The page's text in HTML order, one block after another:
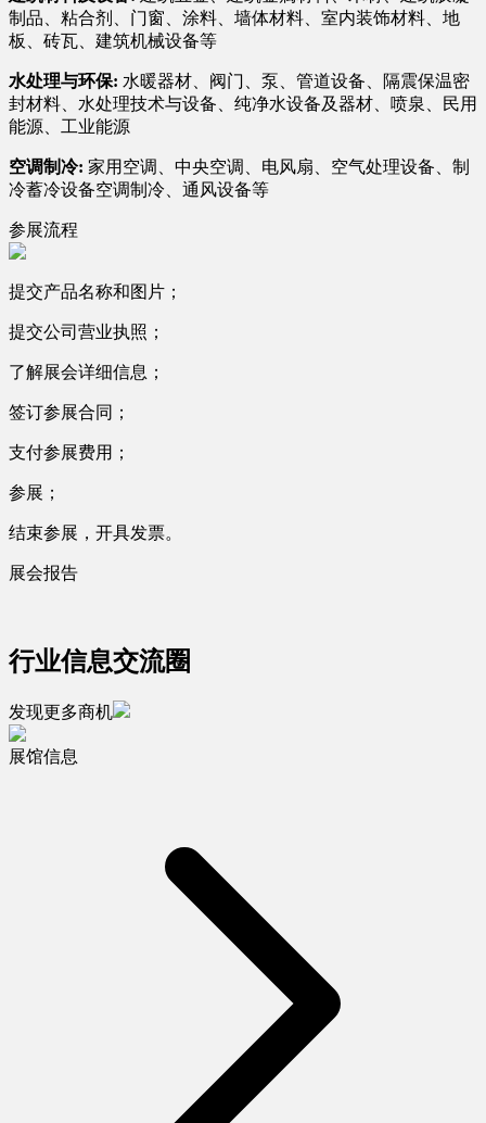
制品、粘合剂、门窗、涂料、墙体材料、室内装饰材料、地
板、砖瓦、建筑机械设备等
水处理与环保: 水暖器材、阀门、泵、管道设备、隔震保温密
封材料、水处理技术与设备、纯净水设备及器材、喷泉、民用
能源、工业能源
空调制冷: 家用空调、中央空调、电风扇、空气处理设备、制
冷蓄冷设备空调制冷、通风设备等
参展流程
提交产品名称和图片；
提交公司营业执照；
了解展会详细信息；
签订参展合同；
支付参展费用；
参展；
结束参展，开具发票。
展会报告
行业信息交流圈
发现更多商机
展馆信息